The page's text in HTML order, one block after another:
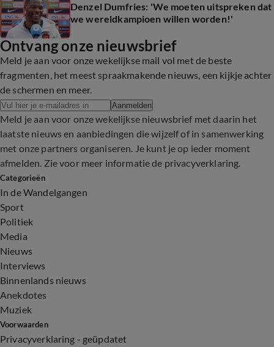
Denzel Dumfries: 'We moeten uitspreken dat
we wereldkampioen willen worden!'
Ontvang onze nieuwsbrief
Meld je aan voor onze wekelijkse mail vol met de beste
fragmenten, het meest spraakmakende nieuws, een kijkje achter
de schermen en meer.
Aanmelden
Meld je aan voor onze wekelijkse nieuwsbrief met daarin het
laatste nieuws en aanbiedingen die wijzelf of in samenwerking
met onze partners organiseren. Je kunt je op ieder moment
afmelden. Zie voor meer informatie de privacyverklaring.
Categorieën
In de Wandelgangen
Sport
Politiek
Media
Nieuws
Interviews
Binnenlands nieuws
Anekdotes
Muziek
Voorwaarden
Privacyverklaring - geüpdatet